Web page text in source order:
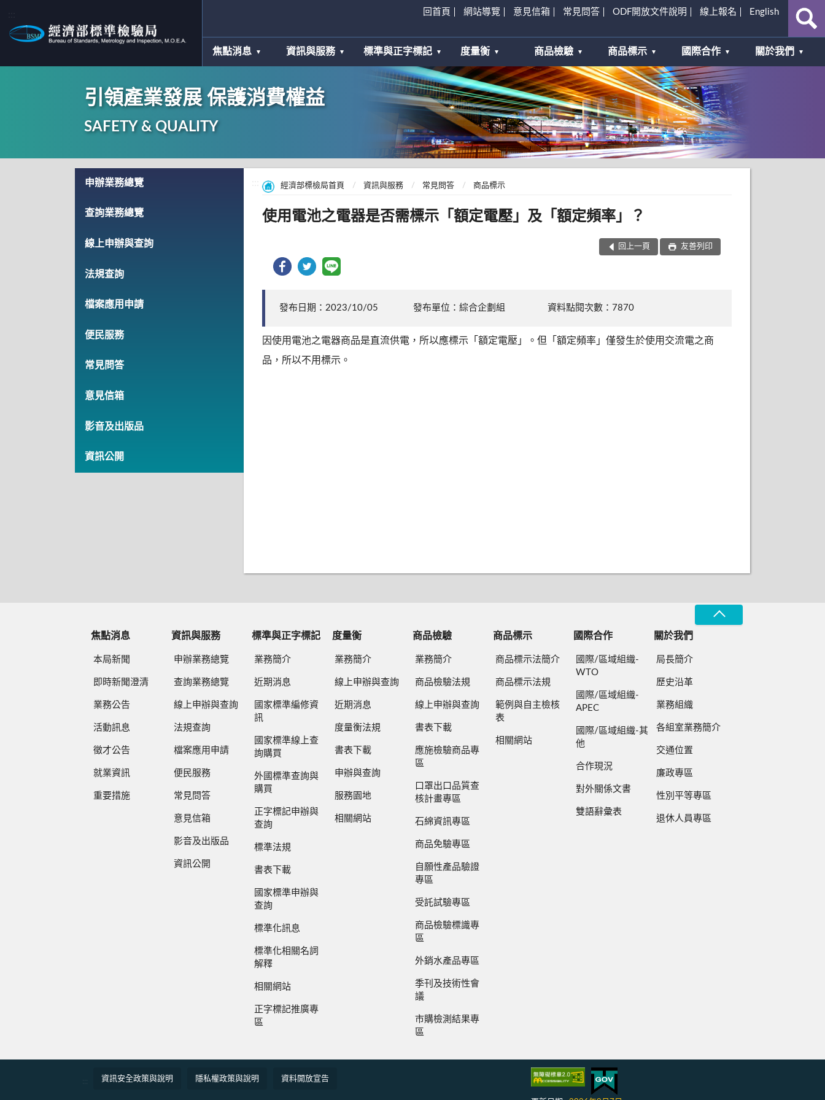
回首頁 網站導覽 意見信箱 常見問答 ODF開放文件說明 線上報名 English
焦點消息 資訊與服務 標準與正字標記 度量衡 商品檢驗 商品標示 國際合作 關於我們
引領產業發展 保護消費權益
SAFETY & QUALITY
申辦業務總覽
查詢業務總覽
線上申辦與查詢
法規查詢
檔案應用申請
便民服務
常見問答
意見信箱
影音及出版品
資訊公開
經濟部標檢局首頁 資訊與服務 常見問答 商品標示
使用電池之電器是否需標示「額定電壓」及「額定頻率」？
回上一頁 友善列印
發布日期：2023/10/05 發布單位：綜合企劃組 資料點閱次數：7870
因使用電池之電器商品是直流供電，所以應標示「額定電壓」。但「額定頻率」僅發生於使用交流電之商
品，所以不用標示。
焦點消息
本局新聞
即時新聞澄清
業務公告
活動訊息
徵才公告
就業資訊
重要措施
資訊與服務
申辦業務總覽
查詢業務總覽
線上申辦與查詢
法規查詢
檔案應用申請
便民服務
常見問答
意見信箱
影音及出版品
資訊公開
標準與正字標記
業務簡介
近期消息
國家標準編修資
訊
國家標準線上查
詢購買
外國標準查詢與
購買
正字標記申辦與
查詢
標準法規
書表下載
國家標準申辦與
查詢
標準化訊息
標準化相關名詞
解釋
相關網站
正字標記推廣專
區
度量衡
業務簡介
線上申辦與查詢
近期消息
度量衡法規
書表下載
申辦與查詢
服務園地
相關網站
商品檢驗
業務簡介
商品檢驗法規
線上申辦與查詢
書表下載
應施檢驗商品專
區
口罩出口品質查
核計畫專區
石綿資訊專區
商品免驗專區
自願性產品驗證
專區
受託試驗專區
商品檢驗標識專
區
外銷水產品專區
季刊及技術性會
議
市購檢測結果專
區
商品標示
商品標示法簡介
商品標示法規
範例與自主檢核
表
相關網站
國際合作
國際/區域組織-
WTO
國際/區域組織-
APEC
國際/區域組織-其
他
合作現況
對外關係文書
雙語辭彙表
關於我們
局長簡介
歷史沿革
業務組織
各組室業務簡介
交通位置
廉政專區
性別平等專區
退休人員專區
資訊安全政策與說明 隱私權政策與說明 資料開放宣告